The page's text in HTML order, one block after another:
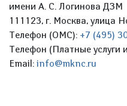
имени А. С. Логинова ДЗМ
111123, г. Москва, улица
Телефон (ОМС): +7 (495)
Телефон (Платные услуги
Email: info@mknc.ru